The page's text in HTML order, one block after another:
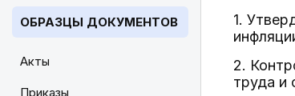
ОБРАЗЦЫ ДОКУМЕНТОВ
Акты
Приказы
1.
2.
труда и